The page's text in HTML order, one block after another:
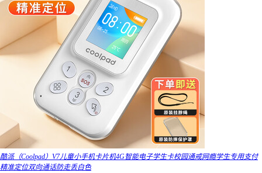
酷派（Coolpad）V7儿童小手机卡片机4G智能电子学生卡校园通戒网瘾学生专用支付
精准定位双向通话防走丢白色